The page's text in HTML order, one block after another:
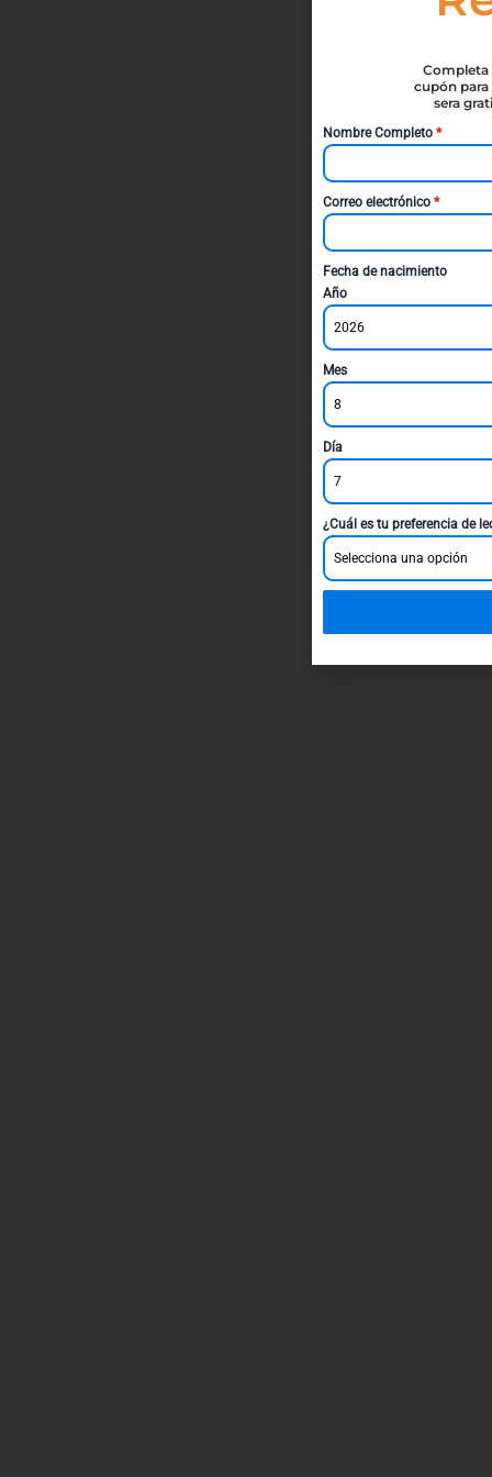
Completa
cupón para
sera
Nombre Completo *
Correo electrónico *
Fecha de nacimiento
Año
2026
Mes
8
Día
7
¿Cuál es tu preferencia de
Selecciona una opción